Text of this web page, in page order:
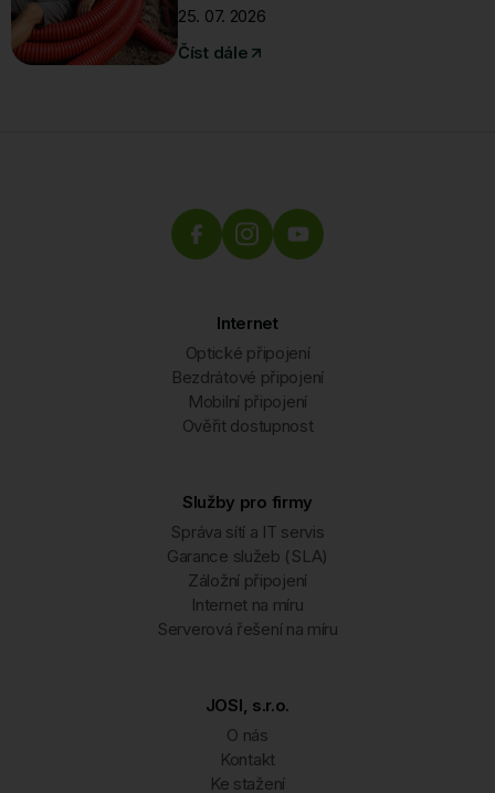
25. 07. 2026
Číst dále
Internet
Optické připojení
Bezdrátové připojení
Mobilní připojení
Ověřit dostupnost
Služby pro firmy
Správa sítí a IT servis
Garance služeb (SLA)
Záložní připojení
Internet na míru
Serverová řešení na míru
JOSI, s.r.o.
O nás
Kontakt
Ke stažení